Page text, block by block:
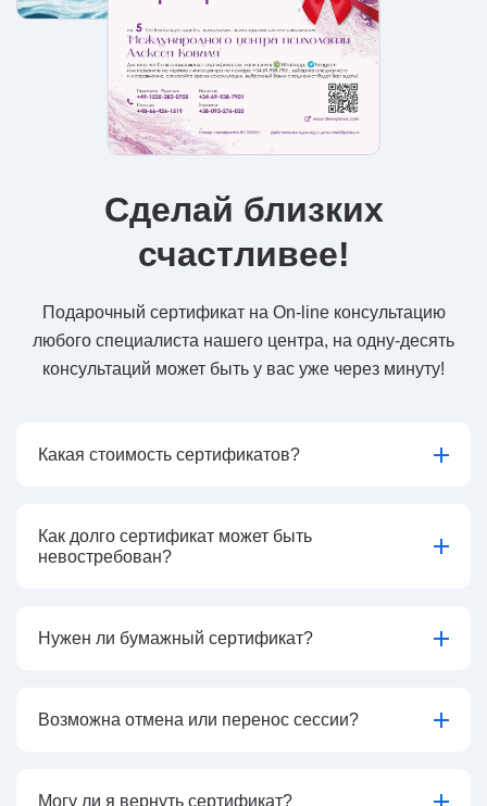
Сделай близких
счастливее!
Подарочный сертификат на On-line консультацию
любого специалиста нашего центра, на одну-десять
консультаций может быть у вас уже через минуту!
Какая стоимость сертификатов?
Как долго сертификат может быть
невостребован?
Нужен ли бумажный сертификат?
Возможна отмена или перенос сессии?
Могу ли я вернуть сертификат?